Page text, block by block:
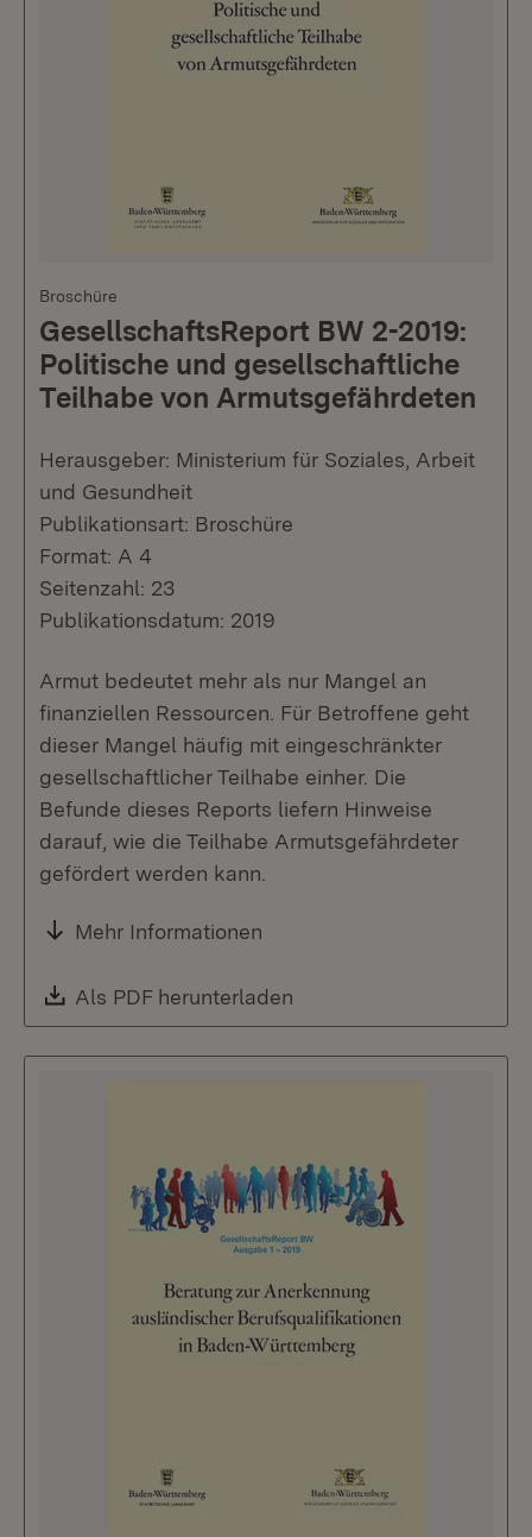
Broschüre
GesellschaftsReport BW 2-2019:
Politische und gesellschaftliche
Teilhabe von Armutsgefährdeten
Herausgeber: Ministerium für Soziales, Arbeit
und Gesundheit
Publikationsart: Broschüre
Format: A 4
Seitenzahl: 23
Publikationsdatum: 2019
Armut bedeutet mehr als nur Mangel an
finanziellen Ressourcen. Für Betroffene geht
dieser Mangel häufig mit eingeschränkter
gesellschaftlicher Teilhabe einher. Die
Befunde dieses Reports liefern Hinweise
darauf, wie die Teilhabe Armutsgefährdeter
gefördert werden kann.
Mehr Informationen
Download:
Als PDF herunterladen